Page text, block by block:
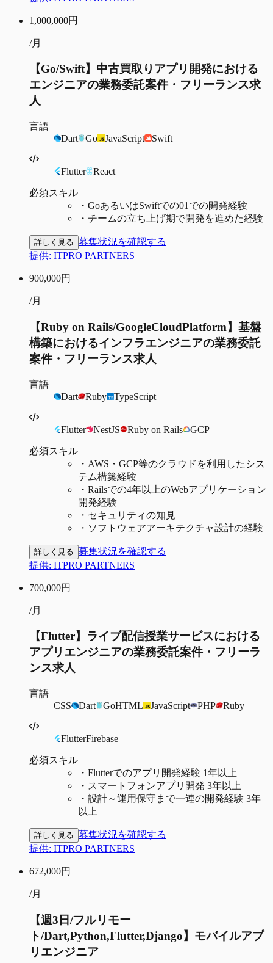
1,000,000円
/月
【Go/Swift】中古買取りアプリ開発における
エンジニアの業務委託案件・フリーランス求
人
言語
Dart
Go JavaScript Swift
Flutter React
必須スキル
・ GoあるいはSwiftでの01での開発経験
・ チームの立ち上げ期で開発を進めた経験
詳しく見る 募集状況を確認する
提供: ITPRO PARTNERS
900,000円
/月
【Ruby on Rails/GoogleCloudPlatform】基盤
構築におけるインフラエンジニアの業務委託
案件・フリーランス求人
言語
Dart
Ruby TypeScript
Flutter NestJS Ruby on Rails GCP
必須スキル
・ AWS・GCP等のクラウドを利用したシス
テム構築経験
・ Railsでの4年以上のWebアプリケーション
開発経験
・ セキュリティの知見
・ ソフトウェアアーキテクチャ設計の経験
詳しく見る 募集状況を確認する
提供: ITPRO PARTNERS
700,000円
/月
【Flutter】ライブ配信授業サービスにおける
アプリエンジニアの業務委託案件・フリーラ
ンス求人
言語
CSS
Dart GoHTML JavaScript PHP Ruby
FlutterFirebase
必須スキル
・ Flutterでのアプリ開発経験 1年以上
・ スマートフォンアプリ開発 3年以上
・ 設計～運用保守まで一連の開発経験 3年
以上
詳しく見る 募集状況を確認する
提供: ITPRO PARTNERS
672,000円
/月
【週3日/フルリモー
ト/Dart,Python,Flutter,Django】モバイルアプ
リエンジニア